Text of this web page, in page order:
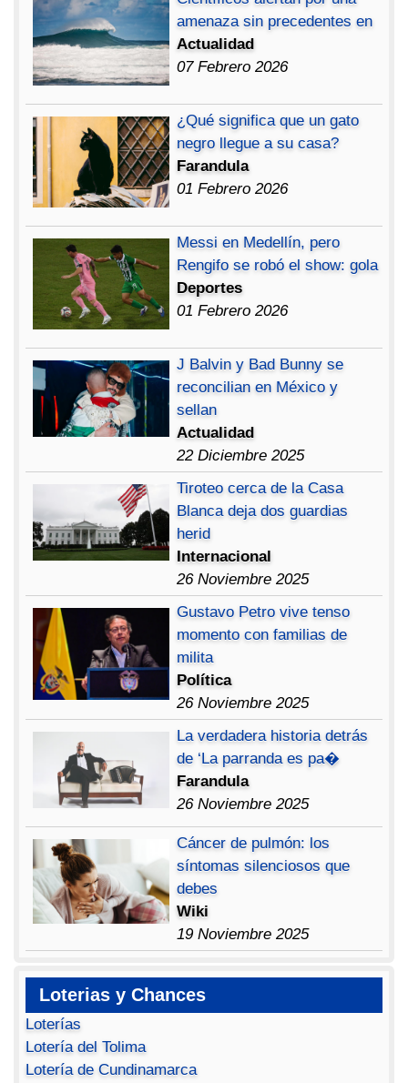
amenaza sin precedentes en
Actualidad
07 Febrero 2026
¿Qué significa que un gato
negro llegue a su casa?
Farandula
01 Febrero 2026
Messi en Medellín, pero
Rengifo se robó el show: gola
Deportes
01 Febrero 2026
J Balvin y Bad Bunny se
reconcilian en México y
sellan
Actualidad
22 Diciembre 2025
Tiroteo cerca de la Casa
Blanca deja dos guardias
herid
Internacional
26 Noviembre 2025
Gustavo Petro vive tenso
momento con familias de
milita
Política
26 Noviembre 2025
La verdadera historia detrás
de ‘La parranda es pa�
Farandula
26 Noviembre 2025
Cáncer de pulmón: los
síntomas silenciosos que
debes
Wiki
19 Noviembre 2025
Loterias y Chances
Loterías
Lotería del Tolima
Lotería de Cundinamarca